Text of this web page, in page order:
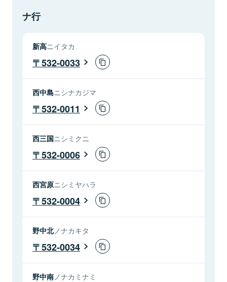
ナ行
新高ニイタカ
532-0033
西中島ニシナカジマ
532-0011
西三国ニシミクニ
532-0006
西宮原ニシミヤハラ
532-0004
野中北ノナカキタ
532-0034
野中南 ノナカミナミ